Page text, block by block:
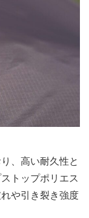
、高い耐久性と
トップポリエス
や引き裂き強度